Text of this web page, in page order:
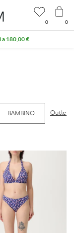
BAMBINO Outlet
0 0